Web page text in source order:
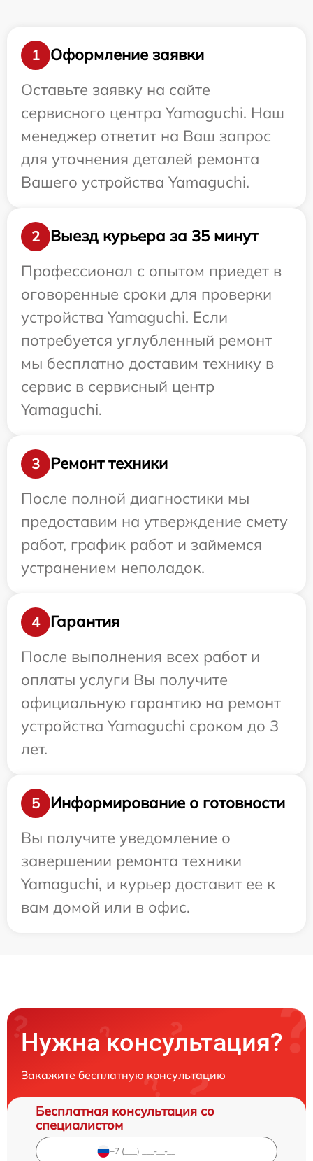
1
Оформление заявки
Оставьте заявку на сайте
сервисного центра Yamaguchi. Наш
менеджер ответит на Ваш запрос
для уточнения деталей ремонта
Вашего устройства Yamaguchi.
2
Выезд курьера за 35 минут
Профессионал с опытом приедет в
оговоренные сроки для проверки
устройства Yamaguchi. Если
потребуется углубленный ремонт
мы бесплатно доставим технику в
сервис в сервисный центр
Yamaguchi.
3
Ремонт техники
После полной диагностики мы
предоставим на утверждение смету
работ, график работ и займемся
устранением неполадок.
4
Гарантия
После выполнения всех работ и
оплаты услуги Вы получите
официальную гарантию на ремонт
устройства Yamaguchi сроком до 3
лет.
5
Информирование о готовности
Вы получите уведомление о
завершении ремонта техники
Yamaguchi, и курьер доставит ее к
вам домой или в офис.
Нужна консультация?
Закажите бесплатную консультацию
Бесплатная консультация со
специалистом